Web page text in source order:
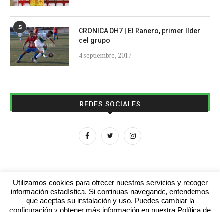
5
CRONICA DH7 | El Ranero, primer líder
del grupo
4 septiembre, 2017
REDES SOCIALES
Aviso legal Contacto Colabora con nosotros
Utilizamos cookies para ofrecer nuestros servicios y recoger
información estadística. Si continuas navegando, entendemos
que aceptas su instalación y uso. Puedes cambiar la
configuración y obtener más información en nuestra Política de